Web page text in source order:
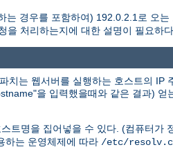
는 경우를 포함하여) 192.0.2.1로 오는
을 처리하는지에 대한 설명이 필요하다.
치는 웹서버를 실행하는 호스트의 IP
을 입력했을때와 같은 결과)
트명을 집어넣을 수 있다. (컴퓨터가
하는 운영체제에 따라 /etc/